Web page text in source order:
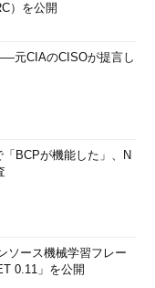
）を公開
元CIAのCISOが提言し
BCPが機能した」、N
ソース機械学習フレー
0.11」を公開